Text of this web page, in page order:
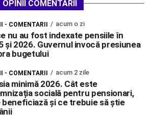
OPINII COMENTARII
- COMENTARII acum o zi
nu au fost indexate pensiile în
și 2026. Guvernul invocă presiunea
bugetului
- COMENTARII acum 2 zile
minimă 2026. Cât este
socială pentru pensionari,
beneficiază și ce trebuie să știe